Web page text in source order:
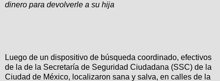
dinero para devolverle a su hija
Luego de un dispositivo de búsqueda coordinado, efectivos
de la de la Secretaría de Seguridad Ciudadana (SSC) de la
Ciudad de México, localizaron sana y salva, en calles de la